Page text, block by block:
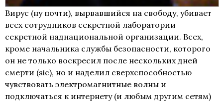
Вирус (ну почти), вырвавшийся на свободу, убивает
всех сотрудников секретной лаборатории
секретной наднациональной организации. Всех,
кроме начальника службы безопасности, которого
он не только воскресил после нескольких дней
смерти (sic), но и наделил сверхспособностью
чувствовать электромагнитные волны и
подключаться к интернету (и любым другим сетям)